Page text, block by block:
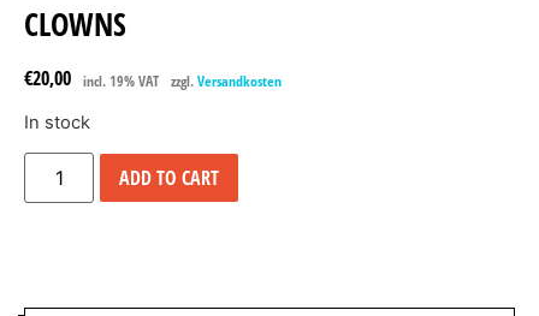
CLOWNS
€20,00 incl. 19% VAT zzgl. Versandkosten
In stock
ADD TO CART